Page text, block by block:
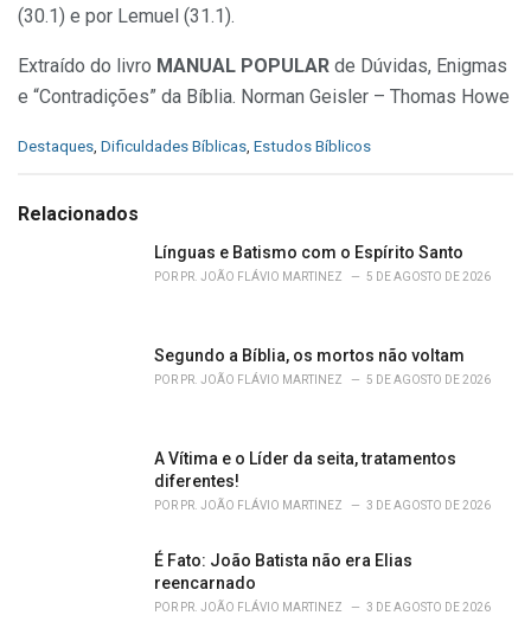
(30.1) e por Lemuel (31.1).
Extraído do livro MANUAL POPULAR de Dúvidas, Enigmas
e “Contradições” da Bíblia. Norman Geisler – Thomas Howe
C
e
Destaques, Dificuldades Bíblicas, Estudos Bíblicos
Relacionados
Línguas e Batismo com o Espírito Santo
POR PR. JOÃO FLÁVIO MARTINEZ 5 DE AGOSTO DE 2026
Segundo a Bíblia, os mortos não voltam
POR PR. JOÃO FLÁVIO MARTINEZ 5 DE AGOSTO DE 2026
A Vítima e o Líder da seita, tratamentos
diferentes!
POR PR. JOÃO FLÁVIO MARTINEZ 3 DE AGOSTO DE 2026
É Fato: João Batista não era Elias
reencarnado
POR PR. JOÃO FLÁVIO MARTINEZ 3 DE AGOSTO DE 2026